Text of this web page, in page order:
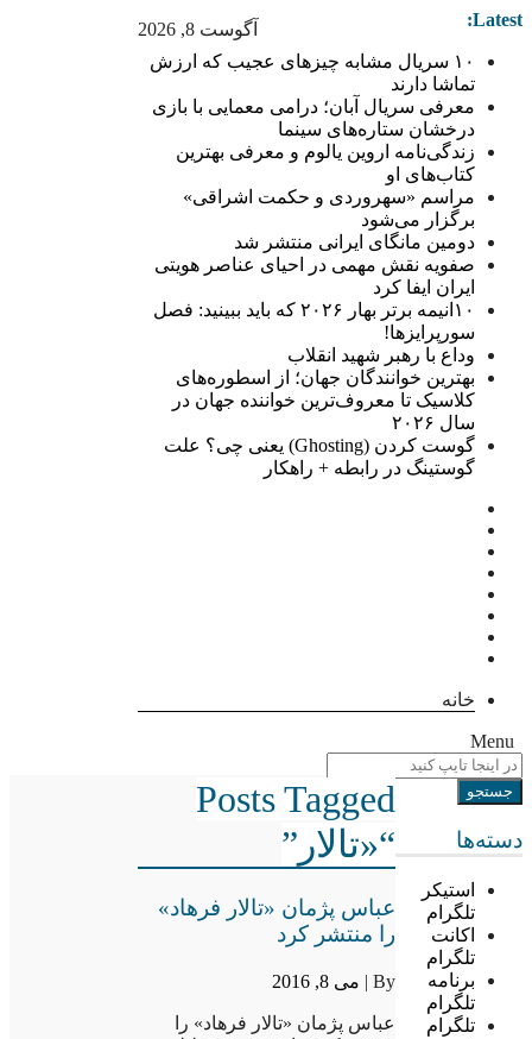
آگوست 8, 2026 Latest:
۱۰ سریال مشابه چیزهای عجیب که ارزش
تماشا دارند
معرفی سریال آبان؛ درامی معمایی با بازی
درخشان ستاره‌های سینما
زندگی‌نامه اروین یالوم و معرفی بهترین
کتاب‌های او
مراسم «سهروردی و حکمت اشراقی»
برگزار می‌شود
دومین مانگای ایرانی منتشر شد
صفویه نقش مهمی در احیای عناصر هویتی
ایران ایفا کرد
۱۰انیمه برتر بهار ۲۰۲۶ که باید ببینید: فصل
سورپرایزها!
وداع با رهبر شهید انقلاب
بهترین خوانندگان جهان؛ از اسطوره‌های
کلاسیک تا معروف‌ترین خواننده جهان در
سال ۲۰۲۶
گوست کردن (Ghosting) یعنی چی؟ علت
گوستینگ در رابطه + راهکار
خانه
Menu
دسته‌ها
استیکر
تلگرام
اکانت
تلگرام
برنامه
تلگرام
تلگرام
Posts Tagged
“«تالار”
عباس پژمان «تالار فرهاد»
را منتشر کرد
By | می 8, 2016
عباس پژمان «تالار فرهاد» را